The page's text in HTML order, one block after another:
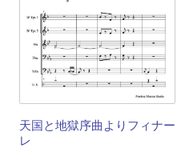
天国と地獄序曲よりフィナー
レ